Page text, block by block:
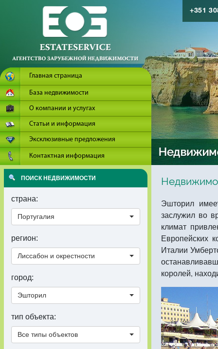
Главная страница
База недвижимости
О компании и услугах
Статьи и информация
Эксклюзивные предложения
Контактная информация
+351
ПОИСК НЕДВИЖИМОСТИ
страна:
Португалия
регион:
Лиссабон и окрестности
город:
Эшторил
тип объекта:
Все типы объектов
Эшторил
заслужил во
климат
Европейских
Италии
королей,